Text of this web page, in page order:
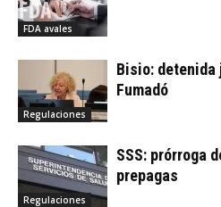
FDA avales
Regulaciones
Bisio: detenida
Fumadó
Regulaciones
SSS: prórroga
prepagas